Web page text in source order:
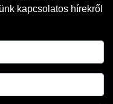
kapcsolatos hírekről